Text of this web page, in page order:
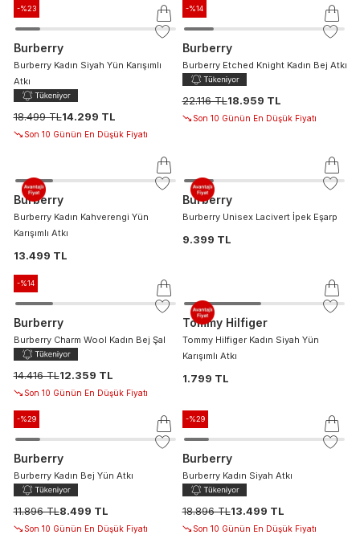
-%23
Burberry
Burberry Kadın Siyah Yün Karışımlı
Atkı
18.499 TL14.299 TL
Son 10 Günün En Düşük Fiyatı
-%14
Burberry
Burberry Etched Knight Kadın Bej Atkı
22.116 TL18.959 TL
Son 10 Günün En Düşük Fiyatı
Burberry
Burberry Kadın Kahverengi Yün
Karışımlı Atkı
13.499 TL
Burberry
Burberry Unisex Lacivert İpek Eşarp
9.399 TL
-%14
Burberry
Burberry Charm Wool Kadın Bej Şal
14.416 TL12.359 TL
Son 10 Günün En Düşük Fiyatı
Tommy Hilfiger
Tommy Hilfiger Kadın Siyah Yün
Karışımlı Atkı
1.799 TL
-%29
Burberry
Burberry Kadın Bej Yün Atkı
11.896 TL8.499 TL
Son 10 Günün En Düşük Fiyatı
-%29
Burberry
Burberry Kadın Siyah Atkı
18.896 TL13.499 TL
Son 10 Günün En Düşük Fiyatı